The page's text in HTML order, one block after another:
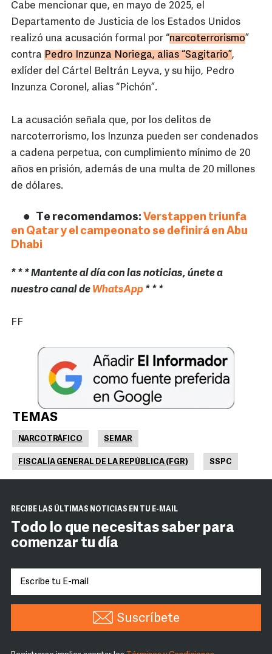
Cabe mencionar que, en mayo de 2025, el
Departamento de Justicia de los Estados Unidos
realizó una acusación formal por “narcoterrorismo”
contra Pedro Inzunza Noriega, alias “Sagitario”,
exlíder del Cártel Beltrán Leyva, y su hijo, Pedro
Inzunza Coronel, alias “Pichón”.
La acusación señala que, por los delitos de
narcoterrorismo, los Inzunza pueden ser condenados
a cadena perpetua, con cumplimiento mínimo de 20
años en prisión, además de una multa de 20 millones
de dólares.
Te recomendamos: Verstappen triunfa
en Qatar y el campeonato se definirá en Abu
Dhabi
* * * Mantente al día con las noticias, únete a
nuestro canal de WhatsApp * * *
FF
TEMAS
NARCOTRÁFICO SEMAR
FISCALÍA GENERAL DE LA REPÚBLICA (FGR) SSPC
RECIBE LAS ÚLTIMAS NOTICIAS EN TU E-MAIL
Todo lo que necesitas saber para
comenzar tu día
Suscríbete